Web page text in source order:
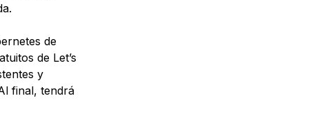
de
de Let’s
y
final, tendrá